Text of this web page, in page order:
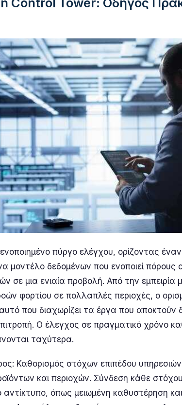
πύργο ελέγχου, ορίζοντας
μοντέλο δεδομένων που ενοποιεί πόρους
σε μια ενιαία προβολή. Από την εμπειρία
φορτίου σε πολλαπλές περιοχές, ο
αυτό που διαχωρίζει τα έργα που
Ο έλεγχος σε πραγματικό χρόνο
ταχύτερα.
Καθορισμός στόχων επιπέδου
και περιοχών. Σύνδεση κάθε
αντίκτυπο, όπως μειωμένη καθυστέρηση